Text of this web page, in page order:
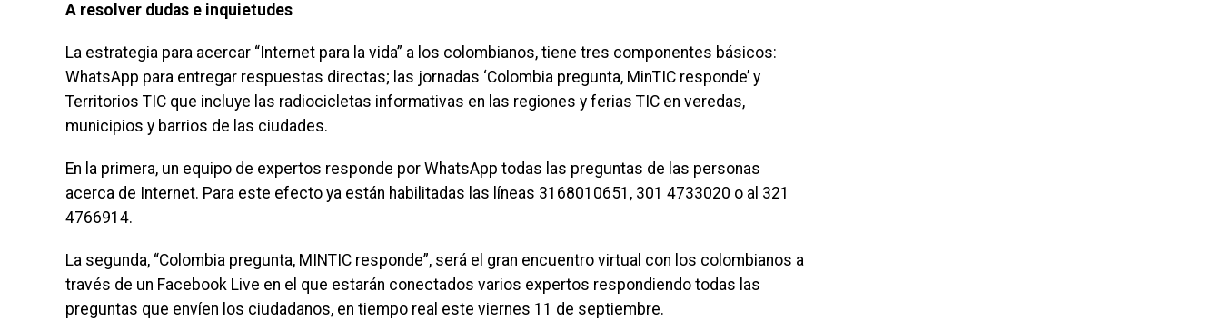
A resolver dudas e inquietudes
La estrategia para acercar “Internet para la vida” a los colombianos, tiene tres componentes básicos:
WhatsApp para entregar respuestas directas; las jornadas ‘Colombia pregunta, MinTIC responde’ y
Territorios TIC que incluye las radiocicletas informativas en las regiones y ferias TIC en veredas,
municipios y barrios de las ciudades.
En la primera, un equipo de expertos responde por WhatsApp todas las preguntas de las personas
acerca de Internet. Para este efecto ya están habilitadas las líneas 3168010651, 301 4733020 o al 321
4766914.
La segunda, “Colombia pregunta, MINTIC responde”, será el gran encuentro virtual con los colombianos a
través de un Facebook Live en el que estarán conectados varios expertos respondiendo todas las
preguntas que envíen los ciudadanos, en tiempo real este viernes 11 de septiembre.